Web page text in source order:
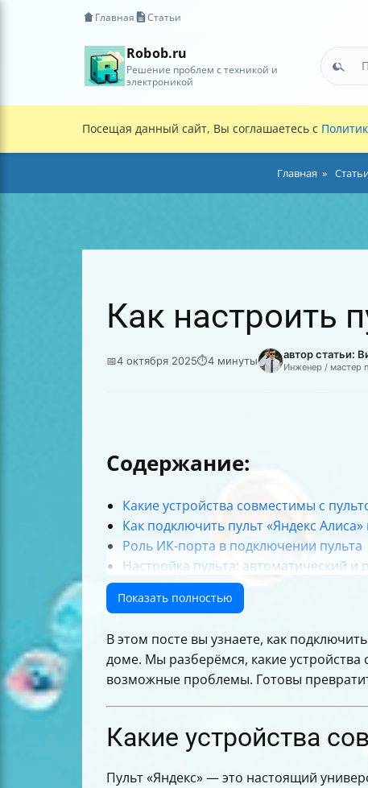
Главная Статьи
Robob.ru
Решение проблем с техникой и
электроникой
Посещая данный сайт, Вы соглашаетесь с
Главная
Как настроить
📅4 октября 2025⏱4 минуты автор статьи:
Инженер / мастер
Содержание:
Какие устройства совместимы с
Как подключить пульт «Яндекс Алиса»
Роль ИК-порта в подключении пульта
Настройка пульта: автоматический
Как управлять техникой с помощью
Преимущества использования пульта
Как распределить и переименовать
Как подключить пульт к «Яндекс
Таблица сравнения способов
Итог
Показать полностью
В этом посте вы узнаете, как
доме. Мы разберёмся, какие
возможные проблемы. Готовы
Какие устройства
Пульт «Яндекс» — это настоящий